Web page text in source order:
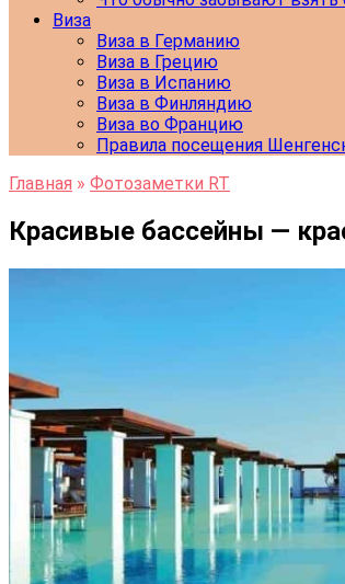
Виза
Виза в Германию
Виза в Грецию
Виза в Испанию
Виза в Финляндию
Виза во Францию
Правила посещения
Главная » Фотозаметки RT
Красивые бассейны —